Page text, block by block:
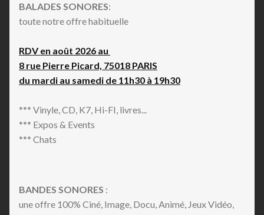
BALADES SONORES:
toute notre offre habituelle
RDV en août 2026 au
8 rue Pierre Picard, 75018 PARIS
du mardi au samedi de 11h30 à 19h30
*** Vinyle, CD, K7, Hi-FI, livres...
*** Expos & Events
*** Chats
BANDES SONORES :
une offre 100% Ciné, Image, Docu, Animé, Jeux Vidéo,